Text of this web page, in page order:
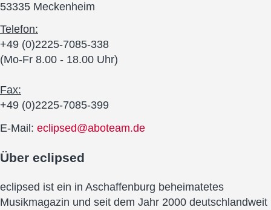
53335 Meckenheim
Telefon:
+49 (0)2225-7085-338
(Mo-Fr 8.00 - 18.00 Uhr)
Fax:
+49 (0)2225-7085-399
E-Mail: eclipsed@aboteam.de
Über eclipsed
eclipsed ist ein in Aschaffenburg beheimatetes
Musikmagazin und seit dem Jahr 2000 deutschlandweit